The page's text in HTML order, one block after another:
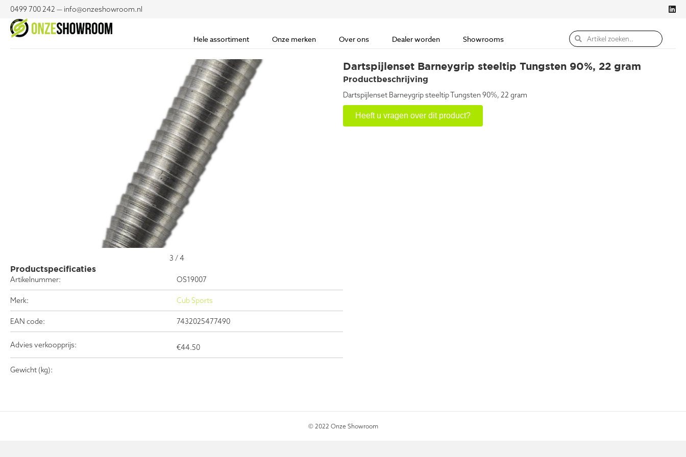
0499 700 242 — info@onzeshowroom.nl
Hele assortiment Onze merken Over ons Dealer worden Showrooms
3 /4
Productspecificaties
Artikelnummer:
OS19007
Merk: Cub Sports
EAN code: 7432025477490
Advies verkoopprijs: €44.50
Gewicht (kg):
Dartspijlenset Barneygrip steeltip Tungsten 90%, 22 gram
Productbeschrijving
Dartspijlenset Barneygrip steeltip Tungsten 90%, 22 gram
Heeft u vragen over dit product?
© 2022 Onze Showroom